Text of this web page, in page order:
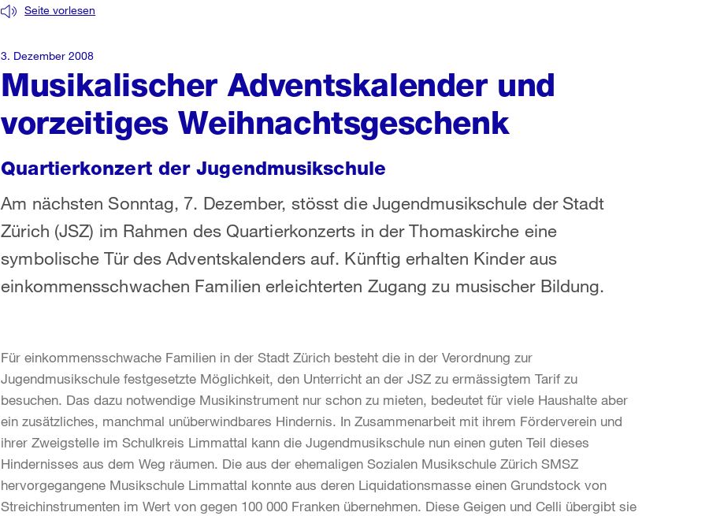
Musikalischer Adventskalender und
vorzeitiges Weihnachtsgeschenk
Seite vorlesen
Quartierkonzert der Jugendmusikschule
Am nächsten Sonntag, 7. Dezember, stösst die Jugendmusikschule der Stadt
Zürich (JSZ) im Rahmen des Quartierkonzerts in der Thomaskirche eine
symbolische Tür des Adventskalenders auf. Künftig erhalten Kinder aus
einkommensschwachen Familien erleichterten Zugang zu musischer Bildung.
3. Dezember 2008
Für einkommensschwache Familien in der Stadt Zürich besteht die in der Verordnung zur
Jugendmusikschule festgesetzte Möglichkeit, den Unterricht an der JSZ zu ermässigtem Tarif zu
besuchen. Das dazu notwendige Musikinstrument nur schon zu mieten, bedeutet für viele Haushalte aber
ein zusätzliches, manchmal unüberwindbares Hindernis. In Zusammenarbeit mit ihrem Förderverein und
ihrer Zweigstelle im Schulkreis Limmattal kann die Jugendmusikschule nun einen guten Teil dieses
Hindernisses aus dem Weg räumen. Die aus der ehemaligen Sozialen Musikschule Zürich SMSZ
hervorgegangene Musikschule Limmattal konnte aus deren Liquidationsmasse einen Grundstock von
Streichinstrumenten im Wert von gegen 100 000 Franken übernehmen. Diese Geigen und Celli übergibt sie